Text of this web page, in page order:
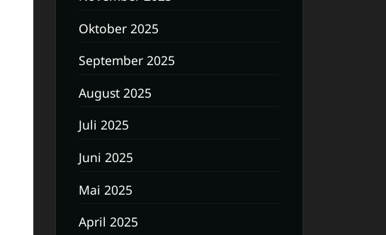
Oktober 2025
September 2025
August 2025
Juli 2025
Juni 2025
Mai 2025
April 2025